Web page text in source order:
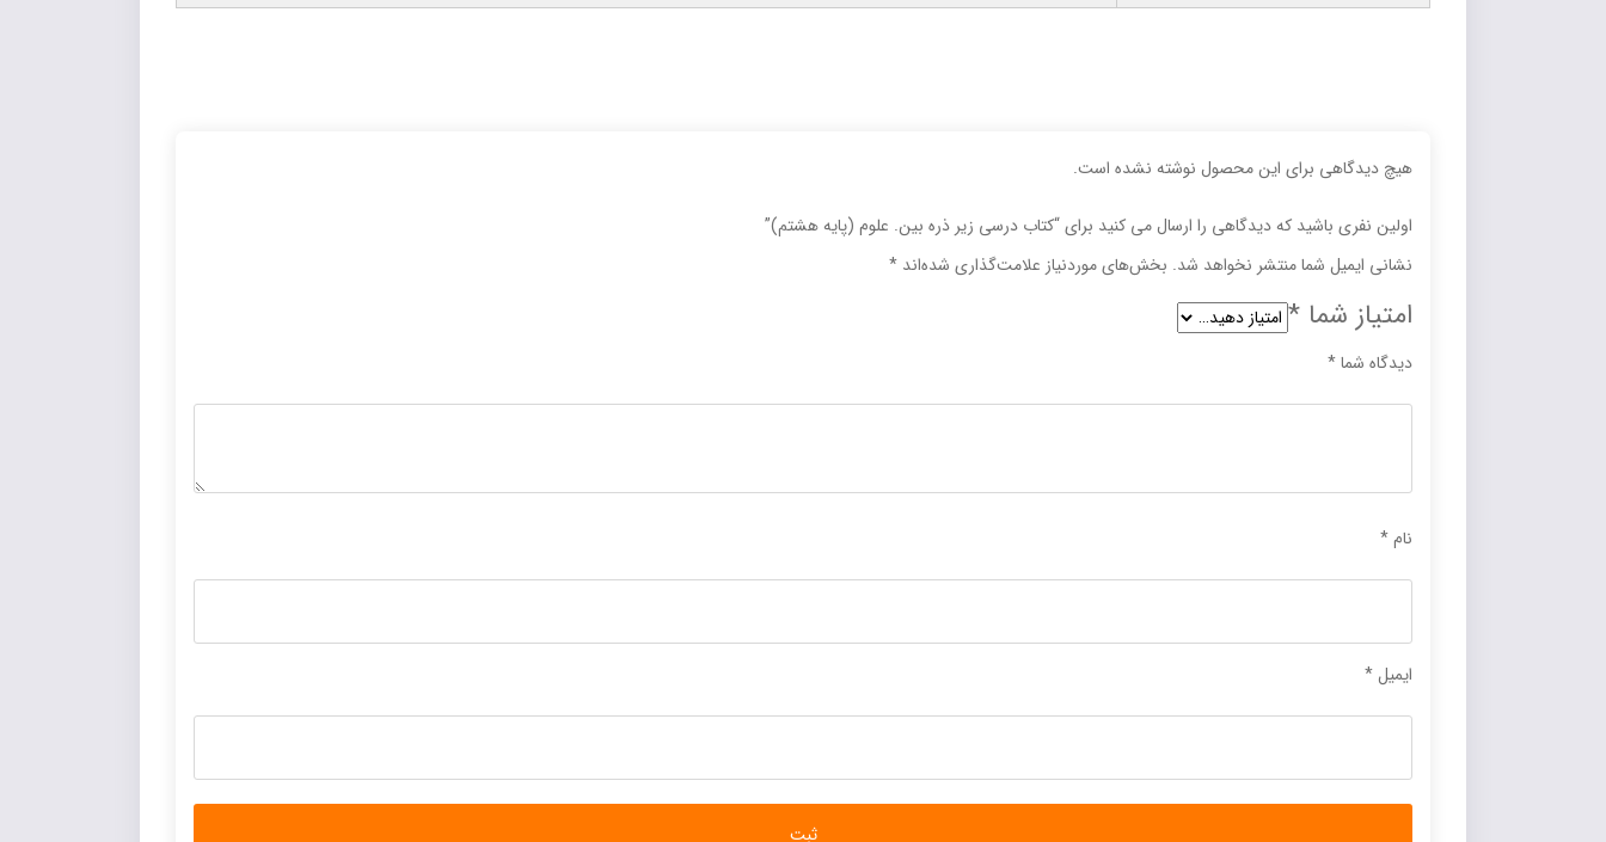
هیچ دیدگاهی برای این محصول نوشته نشده است.
اولین نفری باشید که دیدگاهی را ارسال می کنید برای “کتاب درسی زیر ذره بین. علوم (پایه هشتم)”
نشانی ایمیل شما منتشر نخواهد شد. بخش‌های موردنیاز علامت‌گذاری شده‌اند *
امتیاز شما *
دیدگاه شما*
نام*
ایمیل*